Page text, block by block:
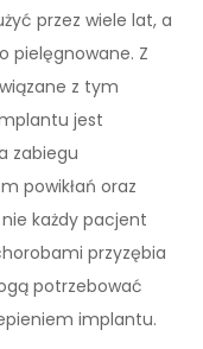
przez wiele lat, a
pielęgnowane. Z
z tym
jest
zabiegu
powikłań oraz
każdy pacjent
przyzębia
potrzebować
implantu.